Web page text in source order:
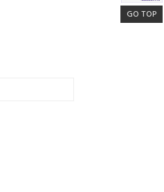
GO TOP